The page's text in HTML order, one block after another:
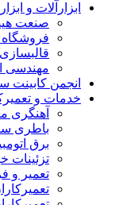
ابزارآلات و
صنعت
فروشگاه
مهندسی
انجمن کابینت
خدمات و
آهنگری
باطری
برق
تزئینات
تعمیر و